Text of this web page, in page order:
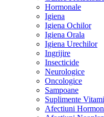
Hormonale
Igiena
Igiena Ochilor
Igiena Orala
Igiena Urechilor
Ingrijire
Insecticide
Neurologice
Oncologice
Sampoane
Suplimente
Afectiuni